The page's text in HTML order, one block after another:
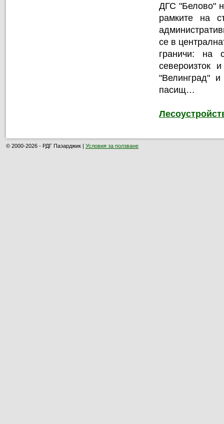
ДГС "Белово"
рамките на
се в
граничи: на
"Велинград"
пасищ…
© 2000-2026 - РДГ Пазарджик | Условия за ползване